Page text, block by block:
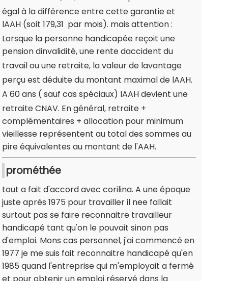
égal à la différence entre cette garantie et
lAAH (soit 179,31  par mois). mais attention :
Lorsque la personne handicapée reçoit une
pension dinvalidité, une rente daccident du
travail ou une retraite, la valeur de lavantage
perçu est déduite du montant maximal de lAAH.
A 60 ans ( sauf cas spéciaux) lAAH devient une
retraite CNAV. En général, retraite +
complémentaires + allocation pour minimum
vieillesse représentent au total des sommes au
pire équivalentes au montant de l'AAH.
prométhée
tout a fait d'accord avec corilina. A une époque
juste après 1975 pour travailler il nee fallait
surtout pas se faire reconnaitre travailleur
handicapé tant qu'on le pouvait sinon pas
d'emploi. Mons cas personnel, j'ai commencé en
1977 je me suis fait reconnaitre handicapé qu'en
1985 quand l'entreprise qui m'employait a fermé